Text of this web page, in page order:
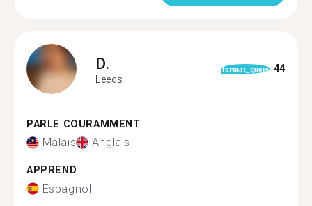
D.
Leeds
format_quote 44
PARLE COURAMMENT
Malais Anglais
APPREND
Espagnol